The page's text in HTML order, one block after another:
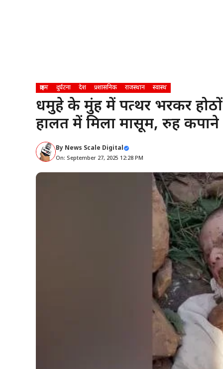
क्राइम दुर्घटना देश प्रशासनिक राजस्थान स्वास्थ
दुधमुहे के मुंह में पत्थर भरकर
हालत में मिला मासूम, रुह कपाने
By News Scale Digital
On: September 27, 2025 12:28 PM